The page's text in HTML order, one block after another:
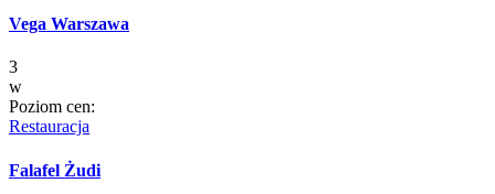
Vega Warszawa
3
w
Poziom cen:
Restauracja
Falafel Żudi